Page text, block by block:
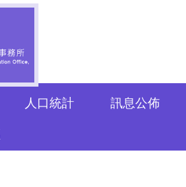
人口統計 訊息公佈